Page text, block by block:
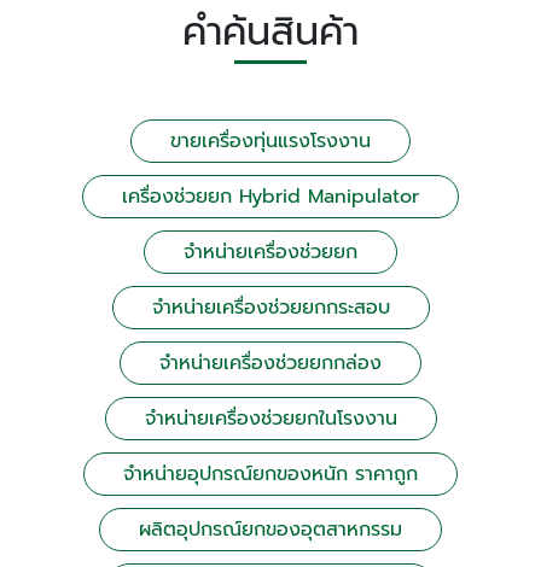
คำค้นสินค้า
ขายเครื่องทุ่นแรงโรงงาน
เครื่องช่วยยก Hybrid Manipulator
จำหน่ายเครื่องช่วยยก
จำหน่ายเครื่องช่วยยกกระสอบ
จำหน่ายเครื่องช่วยยกกล่อง
จำหน่ายเครื่องช่วยยกในโรงงาน
จำหน่ายอุปกรณ์ยกของหนัก ราคาถูก
ผลิตอุปกรณ์ยกของอุตสาหกรรม